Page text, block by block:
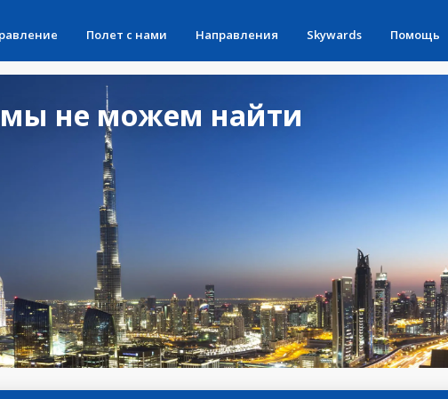
Полет с нами Направления Skywards Помощь
не можем найти